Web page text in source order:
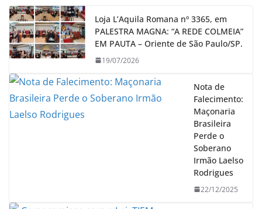
Loja L’Aquila Romana nº 3365, em
PALESTRA MAGNA: “A REDE COLMEIA”
EM PAUTA – Oriente de São Paulo/SP.
19/07/2026
Nota de
Falecimento:
Maçonaria
Brasileira
Perde o
Soberano
Irmão Laelso
Rodrigues
22/12/2025